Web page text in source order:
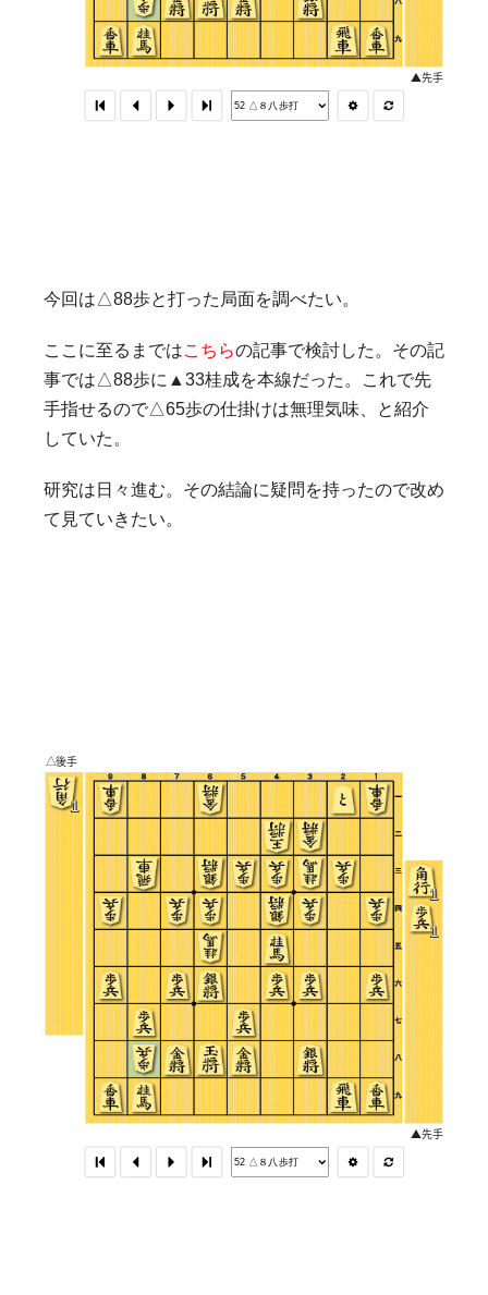
今回は△88歩と打った局面を調べたい。
ここに至るまではこちらの記事で検討した。その記
事では△88歩に▲33桂成を本線だった。これで先
手指せるので△65歩の仕掛けは無理気味、と紹介
していた。
研究は日々進む。その結論に疑問を持ったので改め
て見ていきたい。